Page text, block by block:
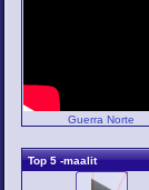
Guerra Norte
Top 5 -maalit